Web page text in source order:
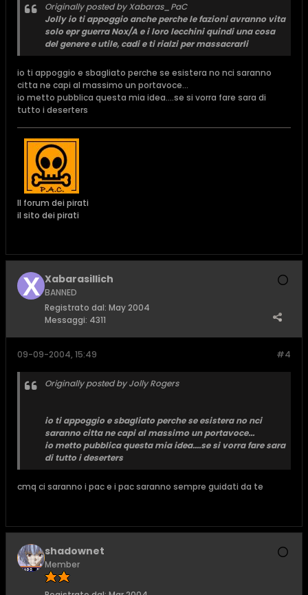
Originally posted by Xabaras_PaC
Jolly io ti appoggio anche perche le fazioni avranno vita
solo epr guerra Nox/A e i loro lecchini quindi una cosa
del genere e utile, cadi e ti rialzi per massacrarli
io ti appoggio e sbagliato perche se esistera no nci saranno
citta ne capi al massimo un portavoce...
io metto pubblica questa mia idea....se si vorra fare sara di
tutto i deserters
Il forum dei pirati
il sito dei pirati
Xabarasillich
BANNED
Registrato dal: May 2004
Messaggi: 4311
#4
09-09-2004, 15:49
Originally posted by Jolly Rogers
io ti appoggio e sbagliato perche se esistera no nci
saranno citta ne capi al massimo un portavoce...
io metto pubblica questa mia idea....se si vorra fare sara
di tutto i deserters
cmq ci saranno i pac e i pac saranno sempre guidati da te
shadownet
Member